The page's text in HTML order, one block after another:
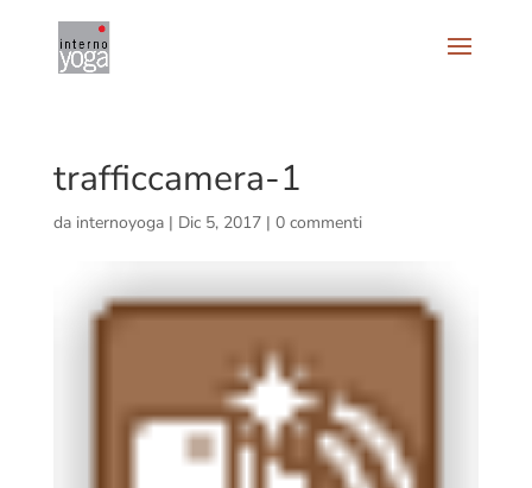
trafficcamera-1
da internoyoga| Dic 5, 2017| 0 commenti